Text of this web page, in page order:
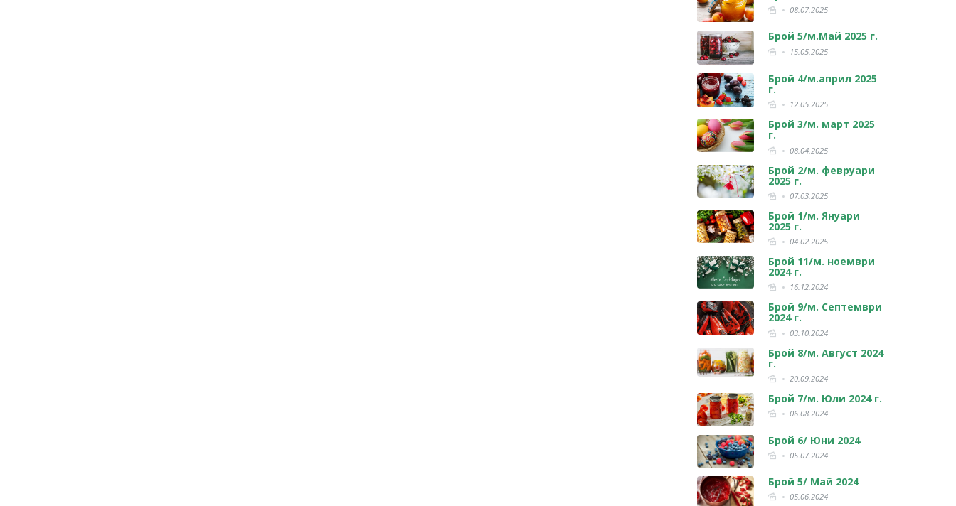
08.07.2025
Брой 5/м.Май 2025 г.
15.05.2025
Брой 4/м.април 2025
г.
12.05.2025
Брой 3/м. март 2025
г.
08.04.2025
Брой 2/м. февруари
2025 г.
07.03.2025
Брой 1/м. Януари
2025 г.
04.02.2025
Брой 11/м. ноември
2024 г.
16.12.2024
Брой 9/м. Септември
2024 г.
03.10.2024
Брой 8/м. Август 2024
г.
20.09.2024
Брой 7/м. Юли 2024 г.
06.08.2024
Брой 6/ Юни 2024
05.07.2024
Брой 5/ Май 2024
05.06.2024